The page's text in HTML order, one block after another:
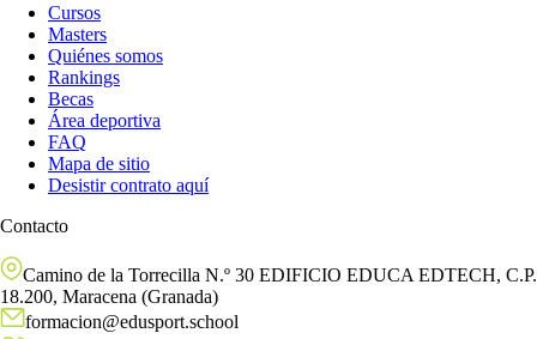
Cursos
Masters
Quiénes somos
Rankings
Becas
Área deportiva
FAQ
Mapa de sitio
Desistir contrato aquí
Contacto
Camino de la Torrecilla N.º 30 EDIFICIO EDUCA EDTECH, C.P.
18.200, Maracena (Granada)
formacion@edusport.school